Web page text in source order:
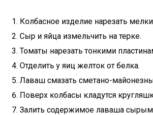
Колбасное изделие нарезать
Сыр и яйца измельчить на терке.
Томаты нарезать тонкими
Отделить у яиц желток от белка.
Лаваш смазать сметано-
Поверх колбасы кладутся
Залить содержимое лаваша